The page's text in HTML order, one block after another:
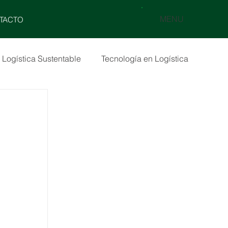
MENU
Logística Sustentable Tecnología en Logística